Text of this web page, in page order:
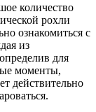
количество
рохли
ознакомиться с
из
для
моменты,
действительно